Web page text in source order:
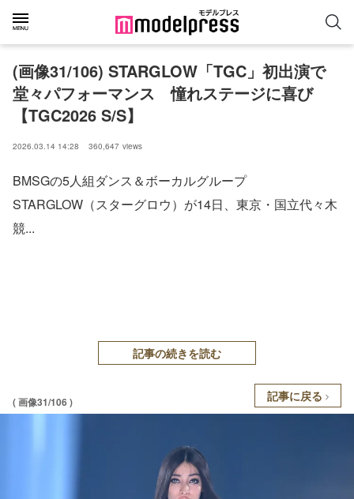
(画像31/106) STARGLOW「TGC」初出演で
堂々パフォーマンス 憧れステージに喜び
【TGC2026 S/S】
2026.03.14 14:28 360,647 views
BMSGの5人組ダンス＆ボーカルグループ
STARGLOW（スターグロウ）が14日、東京・国立代々木
競...
記事の続きを読む
( 画像31/106 ) 記事に戻る